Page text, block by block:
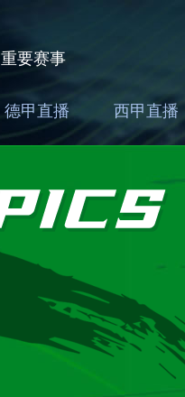
重要赛事
德甲直播 西甲直播